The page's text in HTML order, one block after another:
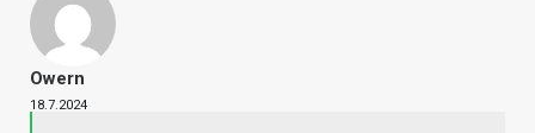
Owern
18.7.2024